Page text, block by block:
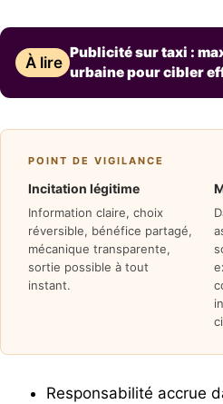
À lire
Publicité sur taxi :
urbaine pour cibler
POINT DE VIGILANCE
Incitation légitime
Information claire, choix
réversible, bénéfice partagé,
mécanique transparente,
sortie possible à tout
instant.
Responsabilité accrue